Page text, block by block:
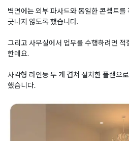
벽면에는 외부 파사드와 동일한 콘셉트를
긋나지 않도록 했습니다.
그리고 사무실에서 업무를 수행하려면
한데요.
사각형 라인등 두 개 겹쳐 설치한 플랜으
했습니다.